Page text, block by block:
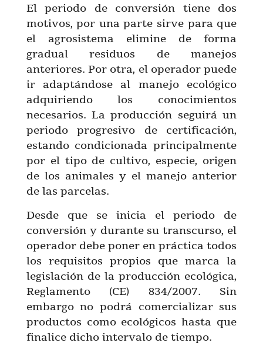
El periodo de conversión tiene dos
motivos, por una parte sirve para que
el agrosistema elimine de forma
gradual residuos de manejos
anteriores. Por otra, el operador puede
ir adaptándose al manejo ecológico
adquiriendo los conocimientos
necesarios. La producción seguirá un
periodo progresivo de certificación,
estando condicionada principalmente
por el tipo de cultivo, especie, origen
de los animales y el manejo anterior
de las parcelas.
Desde que se inicia el periodo de
conversión y durante su transcurso, el
operador debe poner en práctica todos
los requisitos propios que marca la
legislación de la producción ecológica,
Reglamento (CE) 834/2007. Sin
embargo no podrá comercializar sus
productos como ecológicos hasta que
finalice dicho intervalo de tiempo.